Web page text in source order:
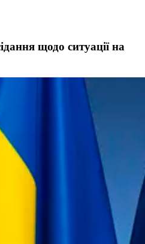
щодо ситуації на